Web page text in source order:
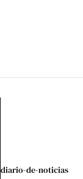
diario-de-noticias